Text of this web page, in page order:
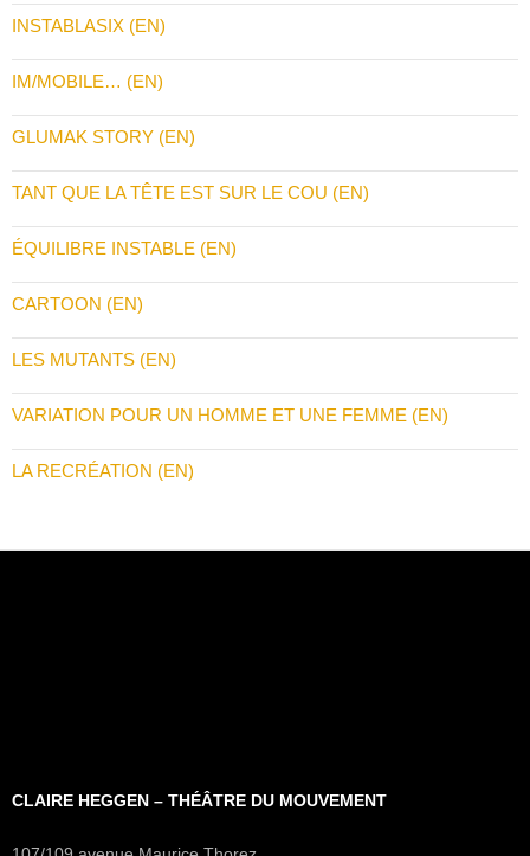
INSTABLASIX (EN)
IM/MOBILE… (EN)
GLUMAK STORY (EN)
TANT QUE LA TÊTE EST SUR LE COU (EN)
ÉQUILIBRE INSTABLE (EN)
CARTOON (EN)
LES MUTANTS (EN)
VARIATION POUR UN HOMME ET UNE FEMME (EN)
LA RECRÉATION (EN)
CLAIRE HEGGEN – THÉÂTRE DU MOUVEMENT